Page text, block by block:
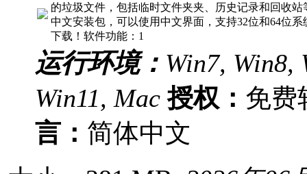
的垃圾文件，包括临时文件夹夹、历史记录和回收
中文安装包，可以使用中文界面，支持32位和64位
下载！软件功能：1
运行环境： Win7, Win8,
Win11, Mac 授权： 免
言： 简体中文